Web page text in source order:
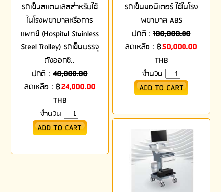
รถเข็นสแตนเลสสำหรับใช้
ในโรงพยาบาลหรือการ
แพทย์ (Hospital Stainless
Steel Trolley) รถเข็นบรรจุ
ถังออกซิ..
ปกติ :48,000.00
ลดเหลือ : ฿24,000.00
THB
จำนวน
รถเข็นมอนิเตอร์ ใช้ในโรง
พยาบาล ABS
ปกติ :100,000.00
ลดเหลือ : ฿50,000.00
THB
จำนวน